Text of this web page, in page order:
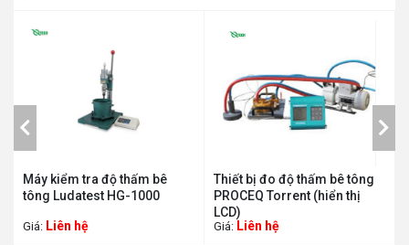
Máy kiểm tra độ thấm bê
tông Ludatest HG-1000
Giá: Liên hệ
Thiết bị đo độ thấm bê tông
PROCEQ Torrent (hiển thị
LCD)
Giá: Liên hệ